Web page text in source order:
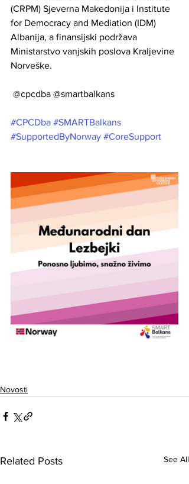
(CRPM) Sjeverna Makedonija i Institute
for Democracy and Mediation (IDM)
Albanija, a finansijski podržava
Ministarstvo vanjskih poslova Kraljevine
Norveške.
@cpcdba @smartbalkans
#CPCDba #SMARTBalkans
#SupportedByNorway #CoreSupport
Novosti
Related Posts See All